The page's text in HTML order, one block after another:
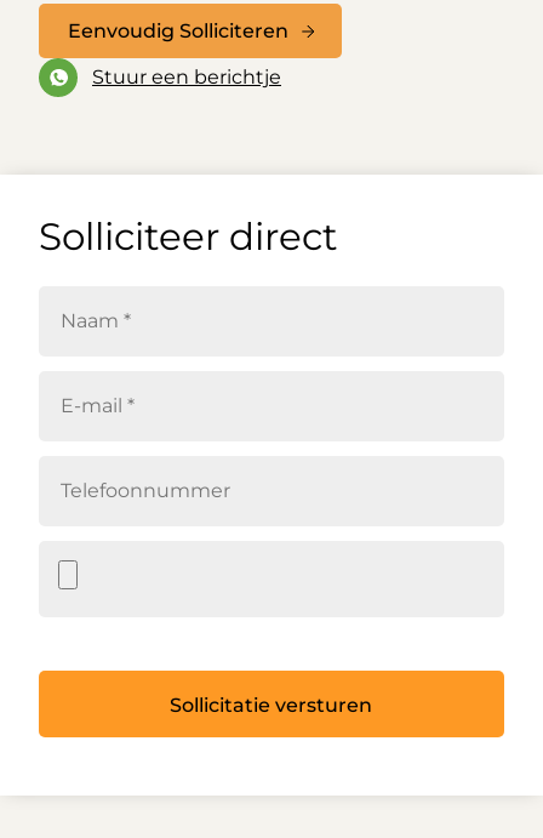
Eenvoudig Solliciteren
Stuur een berichtje
Solliciteer direct
Sollicitatie versturen